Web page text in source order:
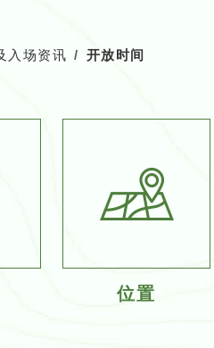
入场资讯 开放时间
位置